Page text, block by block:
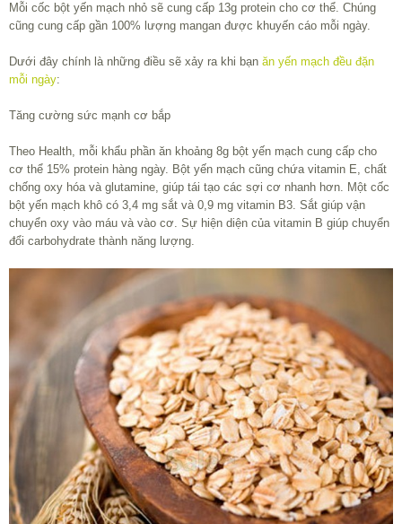
Mỗi cốc bột yến mạch nhỏ sẽ cung cấp 13g protein cho cơ thể. Chúng
cũng cung cấp gần 100% lượng mangan được khuyến cáo mỗi ngày.
Dưới đây chính là những điều sẽ xảy ra khi bạn ăn yến mạch đều đặn
mỗi ngày:
Tăng cường sức mạnh cơ bắp
Theo Health, mỗi khẩu phần ăn khoảng 8g bột yến mạch cung cấp cho
cơ thể 15% protein hàng ngày. Bột yến mạch cũng chứa vitamin E, chất
chống oxy hóa và glutamine, giúp tái tạo các sợi cơ nhanh hơn. Một cốc
bột yến mạch khô có 3,4 mg sắt và 0,9 mg vitamin B3. Sắt giúp vận
chuyển oxy vào máu và vào cơ. Sự hiện diện của vitamin B giúp chuyển
đổi carbohydrate thành năng lượng.